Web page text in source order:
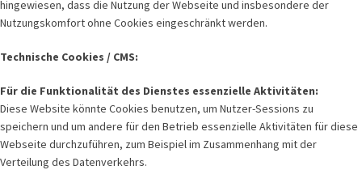
hingewiesen, dass die Nutzung der Webseite und insbesondere der
Nutzungskomfort ohne Cookies eingeschränkt werden.
Technische Cookies / CMS:
Für die Funktionalität des Dienstes essenzielle Aktivitäten:
Diese Website könnte Cookies benutzen, um Nutzer-Sessions zu
speichern und um andere für den Betrieb essenzielle Aktivitäten für diese
Webseite durchzuführen, zum Beispiel im Zusammenhang mit der
Verteilung des Datenverkehrs.